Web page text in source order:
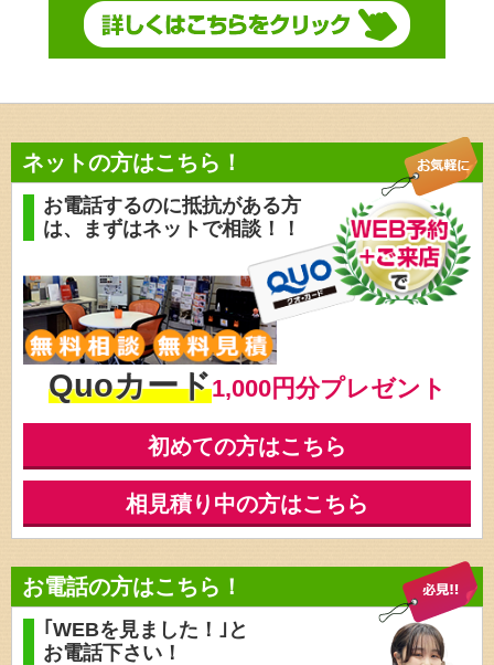
ネットの方はこちら！
お電話するのに抵抗がある方
は、
まずはネットで相談！！
Quoカード1,000円分プレゼント
初めての方はこちら
相見積り中の方はこちら
お電話の方はこちら！
｢WEBを見ました！｣と
お電話下さい！